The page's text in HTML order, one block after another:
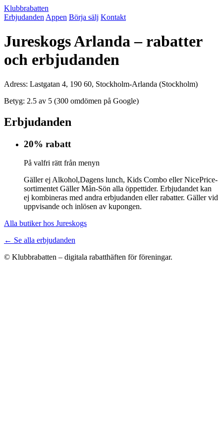
Klubbrabatten
Erbjudanden Appen Börja sälj Kontakt
Jureskogs Arlanda – rabatter
och erbjudanden
Adress: Lastgatan 4, 190 60, Stockholm-Arlanda (Stockholm)
Betyg: 2.5 av 5 (300 omdömen på Google)
Erbjudanden
20% rabatt
På valfri rätt från menyn
Gäller ej Alkohol,Dagens lunch, Kids Combo eller NicePrice-
sortimentet Gäller Mån-Sön alla öppettider. Erbjudandet kan
ej kombineras med andra erbjudanden eller rabatter. Gäller vid
uppvisande och inlösen av kupongen.
Alla butiker hos Jureskogs
← Se alla erbjudanden
© Klubbrabatten – digitala rabatthäften för föreningar.